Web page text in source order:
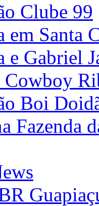
Clube 99
em Santa
e Gabriel
Cowboy
Boi
Fazenda